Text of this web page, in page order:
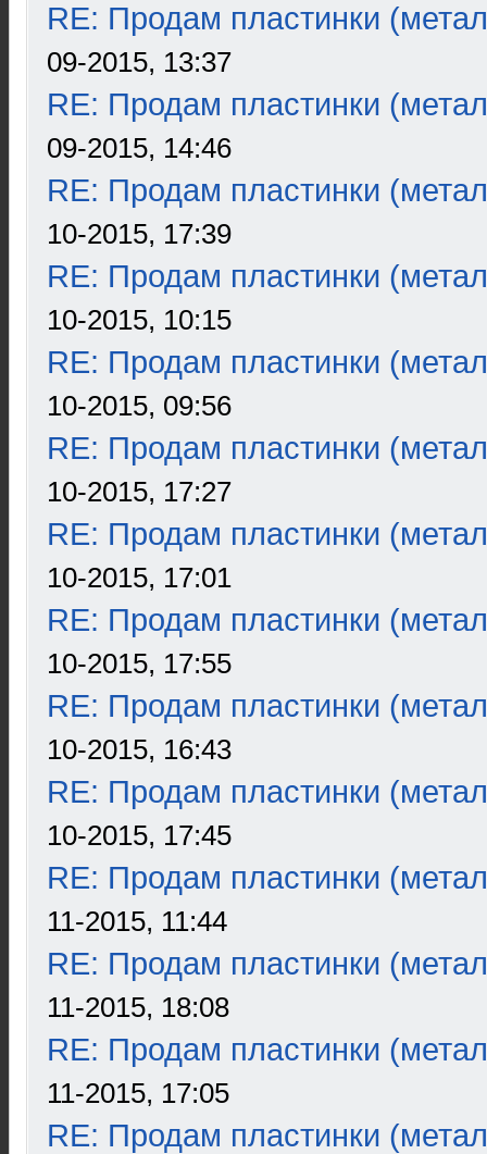
RE: Продам пластинки
09-2015, 13:37
RE: Продам пластинки
09-2015, 14:46
RE: Продам пластинки
10-2015, 17:39
RE: Продам пластинки
10-2015, 10:15
RE: Продам пластинки
10-2015, 09:56
RE: Продам пластинки
10-2015, 17:27
RE: Продам пластинки
10-2015, 17:01
RE: Продам пластинки
10-2015, 17:55
RE: Продам пластинки
10-2015, 16:43
RE: Продам пластинки
10-2015, 17:45
RE: Продам пластинки
11-2015, 11:44
RE: Продам пластинки
11-2015, 18:08
RE: Продам пластинки
11-2015, 17:05
RE: Продам пластинки